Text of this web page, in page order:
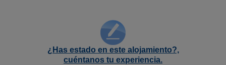
¿Has estado en este alojamiento?,
cuéntanos tu experiencia.